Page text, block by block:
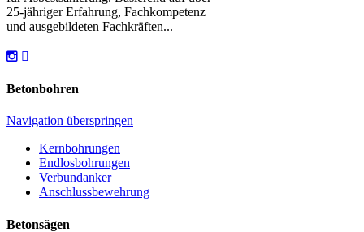
25-jähriger Erfahrung, Fachkompetenz
und ausgebildeten Fachkräften...
Betonbohren
Navigation überspringen
Kernbohrungen
Endlosbohrungen
Verbundanker
Anschlussbewehrung
Betonsägen